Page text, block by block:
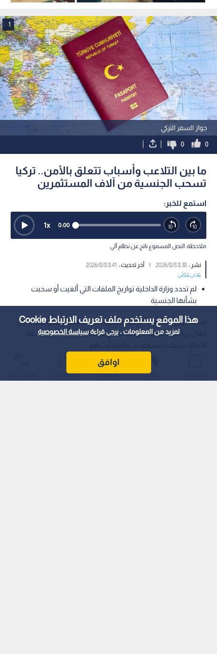
هذا الموقع يستخدم ملف تعريف الارتباط Cookie
لمزيد من المعلومات ، يرجى قراءةسياسة الخصوصية
اوافق
خلال الحرب
بسبب عجز إيران
جواز السفر التركي
1
0
0
ما بين التلاعب وأسباب تتعلق بالأمن.. تركيا
تسحب الجنسية من آلاف المستثمرين
استمع للخبر:
0:00
1x
ملاحظة: النص المسموع ناتج عن نظام آلي
نشر :8:38 2026/8/8
| آخر تحديث : 8:41 2026/8/8
عربي دولي
لم تحدد وزارة الداخلية تواريخ الملفات التي ألغيت أو سحبت
بشأنها الجنسية
سحبت وزارة الداخلية التركية جنسية 6,134 شخصا حصلوا عليها من
خلال برنامج الجنسية التركية مقابل الاستثمار، في حملة واسعة
عواجل المباشر أحدث الأخبار